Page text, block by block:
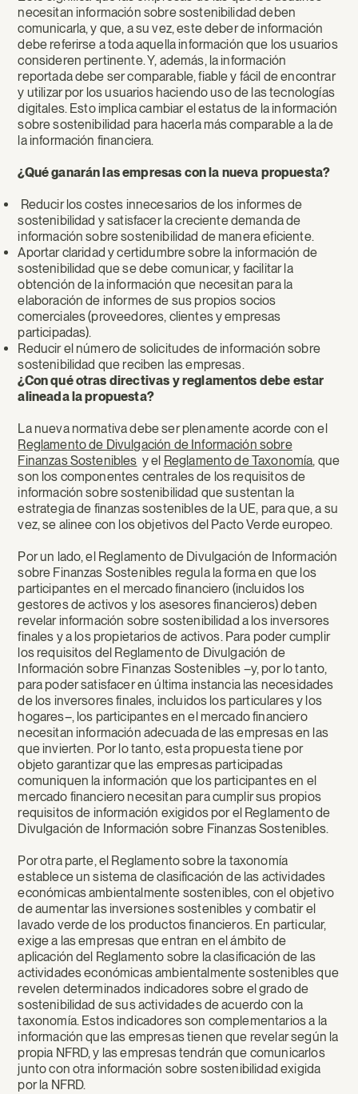
necesitan información sobre sostenibilidad deben
comunicarla, y que, a su vez, este deber de información
debe referirse a toda aquella información que los usuarios
consideren pertinente. Y, además, la información
reportada debe ser comparable, fiable y fácil de encontrar
y utilizar por los usuarios haciendo uso de las tecnologías
digitales. Esto implica cambiar el estatus de la información
sobre sostenibilidad para hacerla más comparable a la de
la información financiera.
¿Qué ganarán las empresas con la nueva propuesta?
Reducir los costes innecesarios de los informes de
sostenibilidad y satisfacer la creciente demanda de
información sobre sostenibilidad de manera eficiente.
Aportar claridad y certidumbre sobre la información de
sostenibilidad que se debe comunicar, y facilitar la
obtención de la información que necesitan para la
elaboración de informes de sus propios socios
comerciales (proveedores, clientes y empresas
participadas).
Reducir el número de solicitudes de información sobre
sostenibilidad que reciben las empresas.
¿Con qué otras directivas y reglamentos debe estar
alineada la propuesta?
La nueva normativa debe ser plenamente acorde con el
Reglamento de Divulgación de Información sobre
Finanzas Sostenibles y el Reglamento de Taxonomía, que
son los componentes centrales de los requisitos de
información sobre sostenibilidad que sustentan la
estrategia de finanzas sostenibles de la UE, para que, a su
vez, se alinee con los objetivos del Pacto Verde europeo.
Por un lado, el Reglamento de Divulgación de Información
sobre Finanzas Sostenibles regula la forma en que los
participantes en el mercado financiero (incluidos los
gestores de activos y los asesores financieros) deben
revelar información sobre sostenibilidad a los inversores
finales y a los propietarios de activos. Para poder cumplir
los requisitos del Reglamento de Divulgación de
Información sobre Finanzas Sostenibles –y, por lo tanto,
para poder satisfacer en última instancia las necesidades
de los inversores finales, incluidos los particulares y los
hogares–, los participantes en el mercado financiero
necesitan información adecuada de las empresas en las
que invierten. Por lo tanto, esta propuesta tiene por
objeto garantizar que las empresas participadas
comuniquen la información que los participantes en el
mercado financiero necesitan para cumplir sus propios
requisitos de información exigidos por el Reglamento de
Divulgación de Información sobre Finanzas Sostenibles.
Por otra parte, el Reglamento sobre la taxonomía
establece un sistema de clasificación de las actividades
económicas ambientalmente sostenibles, con el objetivo
de aumentar las inversiones sostenibles y combatir el
lavado verde de los productos financieros. En particular,
exige a las empresas que entran en el ámbito de
aplicación del Reglamento sobre la clasificación de las
actividades económicas ambientalmente sostenibles que
revelen determinados indicadores sobre el grado de
sostenibilidad de sus actividades de acuerdo con la
taxonomía. Estos indicadores son complementarios a la
información que las empresas tienen que revelar según la
propia NFRD, y las empresas tendrán que comunicarlos
junto con otra información sobre sostenibilidad exigida
por la NFRD.